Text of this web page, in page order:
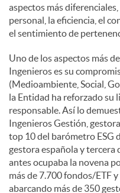
aspectos más
personal, la eficiencia, el
el sentimiento de
Uno de los aspectos más
Ingenieros es su
(Medioambiente, Social,
la Entidad ha reforzado su
responsable. Así lo
Ingenieros Gestión,
top 10 del barómetro ESG
gestora española y tercera
antes ocupaba la novena
más de 7.700 fondos/ETF
abarcando más de 350